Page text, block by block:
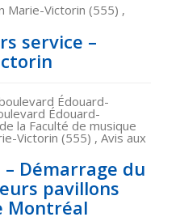
Marie-Victorin (555) ,
service –
Édouard-
Édouard-
la Faculté de musique
Victorin (555) , Avis aux
Démarrage du
pavillons
Montréal